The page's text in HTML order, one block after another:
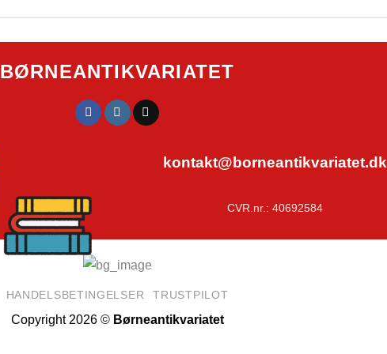
BØRNEANTIKVARIATET
kontakt@borneantikvariatet.dk
CVR.nr.: 40692584
HANDELSBETINGELSER TRUSTPILOT
Copyright 2026 © Børneantikvariatet